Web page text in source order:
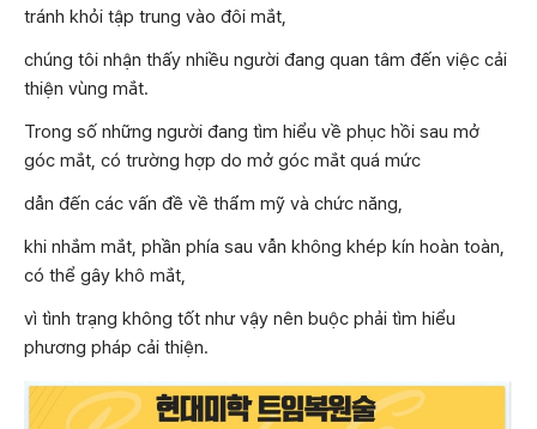
tránh khỏi tập trung vào đôi mắt,
chúng tôi nhận thấy nhiều người đang quan tâm đến việc cải
thiện vùng mắt.
Trong số những người đang tìm hiểu về phục hồi sau mở
góc mắt, có trường hợp do mở góc mắt quá mức
dẫn đến các vấn đề về thẩm mỹ và chức năng,
khi nhắm mắt, phần phía sau vẫn không khép kín hoàn toàn,
có thể gây khô mắt,
vì tình trạng không tốt như vậy nên buộc phải tìm hiểu
phương pháp cải thiện.